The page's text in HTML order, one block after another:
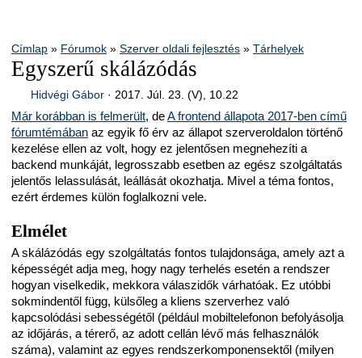
Címlap » Fórumok » Szerver oldali fejlesztés » Tárhelyek
Egyszerű skálázódás
Hidvégi Gábor· 2017. Júl. 23. (V), 10.22
Már korábban is felmerült, deA frontend állapota 2017-ben című
fórumtémában az egyik fő érv az állapot szerveroldalon történő
kezelése ellen az volt, hogy ez jelentősen megnehezíti a
backend munkáját, legrosszabb esetben az egész szolgáltatás
jelentős lelassulását, leállását okozhatja. Mivel a téma fontos,
ezért érdemes külön foglalkozni vele.
Elmélet
A skálázódás egy szolgáltatás fontos tulajdonsága, amely azt a
képességét adja meg, hogy nagy terhelés esetén a rendszer
hogyan viselkedik, mekkora válaszidők várhatóak. Ez utóbbi
sokmindentől függ, külsőleg a kliens szerverhez való
kapcsolódási sebességétől (például mobiltelefonon befolyásolja
az időjárás, a térerő, az adott cellán lévő más felhasználók
száma), valamint az egyes rendszerkomponensektől (milyen